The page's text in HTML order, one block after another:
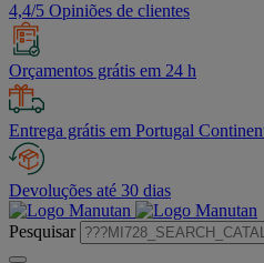
4,4/5 Opiniões de clientes
Orçamentos grátis em 24 h
Entrega grátis em Portugal
Devoluções até 30 dias
Pesquisar